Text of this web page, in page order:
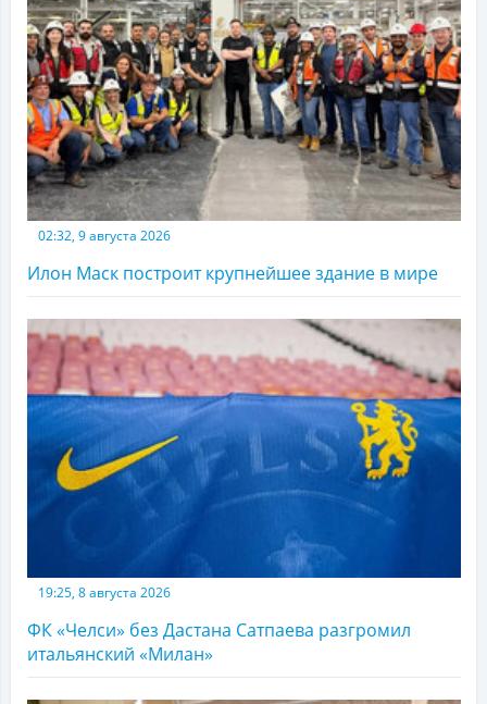
02:32, 9 августа 2026
Илон Маск построит крупнейшее здание в мире
19:25, 8 августа 2026
ФК «Челси» без Дастана Сатпаева разгромил
итальянский «Милан»